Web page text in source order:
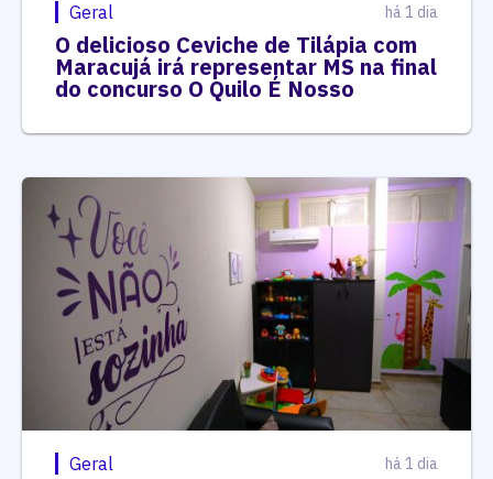
Geral há 1 dia
O delicioso Ceviche de Tilápia com
Maracujá irá representar MS na final
do concurso O Quilo É Nosso
Geral há 1 dia